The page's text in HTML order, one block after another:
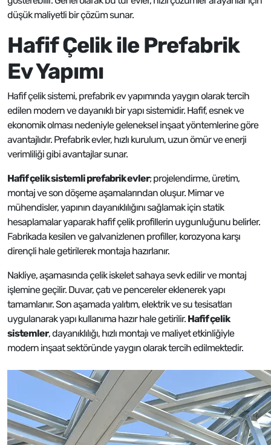
düşük maliyetli bir çözüm sunar.
Hafif Çelik ile Prefabrik
Ev Yapımı
Hafif çelik sistemi, prefabrik ev yapımında yaygın olarak tercih
edilen modern ve dayanıklı bir yapı sistemidir. Hafif, esnek ve
ekonomik olması nedeniyle geleneksel inşaat yöntemlerine göre
avantajlıdır. Prefabrik evler, hızlı kurulum, uzun ömür ve enerji
verimliliği gibi avantajlar sunar.
Hafif çelik sistemli prefabrik evler; projelendirme, üretim,
montaj ve son döşeme aşamalarından oluşur. Mimar ve
mühendisler, yapının dayanıklılığını sağlamak için statik
hesaplamalar yaparak hafif çelik profillerin uygunluğunu belirler.
Fabrikada kesilen ve galvanizlenen profiller, korozyona karşı
dirençli hale getirilerek montaja hazırlanır.
Nakliye, aşamasında çelik iskelet sahaya sevk edilir ve montaj
işlemine geçilir. Duvar, çatı ve pencereler eklenerek yapı
tamamlanır. Son aşamada yalıtım, elektrik ve su tesisatları
uygulanarak yapı kullanıma hazır hale getirilir. Hafif çelik
sistemler, dayanıklılığı, hızlı montajı ve maliyet etkinliğiyle
modern inşaat sektöründe yaygın olarak tercih edilmektedir.